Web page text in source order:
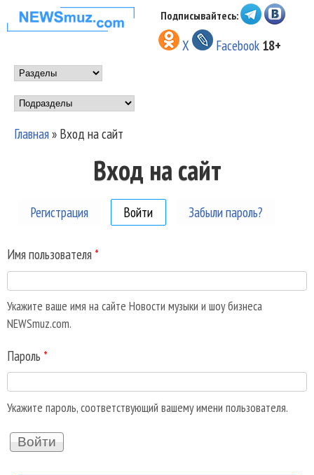
Перейти к основному
содержанию
НОВОСТИ
МУЗЫКИ И
ШОУ БИЗНЕСА
NEWSMUZ.COM
Подписывайтесь:
X Facebook 18+
Main menu
Подразделы
Вы здесь
Главная» Вход на сайт
Вход на сайт
Регистрация Войти (активная вкладка)
Забыли пароль?
Имя пользователя *
Укажите ваше имя на сайте Новости музыки и шоу бизнеса
NEWSmuz.com.
Пароль *
Укажите пароль, соответствующий вашему имени пользователя.